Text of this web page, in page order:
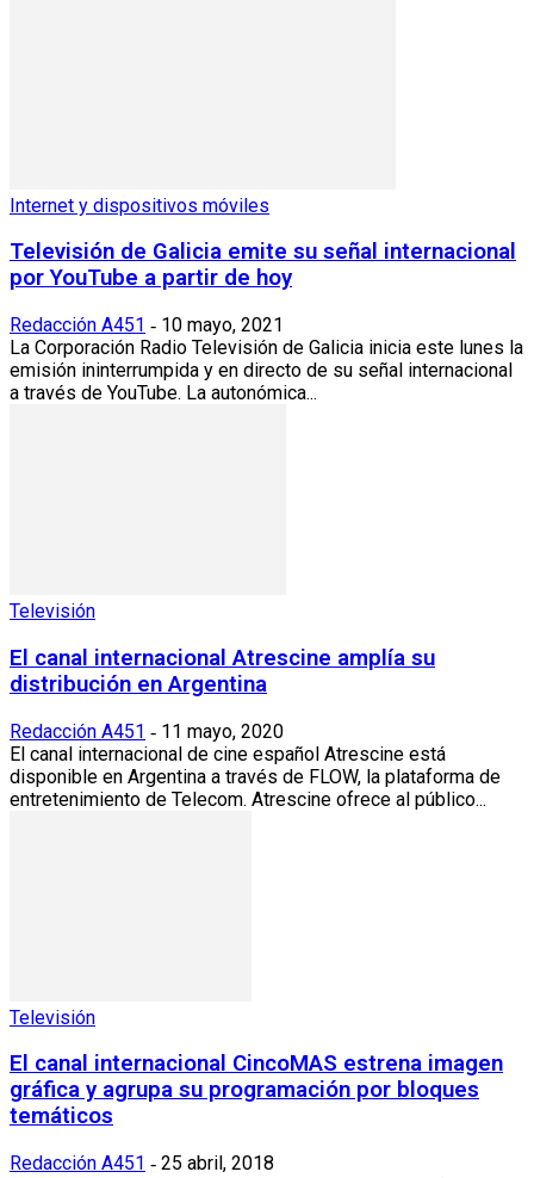
Internet y dispositivos móviles
Televisión de Galicia emite su señal internacional
por YouTube a partir de hoy
Redacción A451 - 10 mayo, 2021
La Corporación Radio Televisión de Galicia inicia este lunes la
emisión ininterrumpida y en directo de su señal internacional
a través de YouTube. La autonómica...
Televisión
El canal internacional Atrescine amplía su
distribución en Argentina
Redacción A451 - 11 mayo, 2020
El canal internacional de cine español Atrescine está
disponible en Argentina a través de FLOW, la plataforma de
entretenimiento de Telecom. Atrescine ofrece al público...
Televisión
El canal internacional CincoMAS estrena imagen
gráfica y agrupa su programación por bloques
temáticos
Redacción A451 - 25 abril, 2018